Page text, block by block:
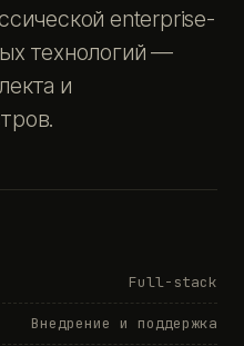
enterprise-
технологий —
и
Full-stack
Внедрение и поддержка